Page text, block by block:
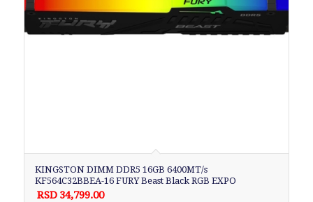
KINGSTON DIMM DDR5 16GB 6400MT/s
KF564C32BBEA-16 FURY Beast Black RGB EXPO
RSD 34,799.00